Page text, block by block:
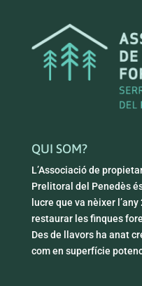
QUI SOM?
L’Associació de
Prelitoral del Penedès
lucre que va nèixer
restaurar les finques
Des de llavors ha anat
com en superfície